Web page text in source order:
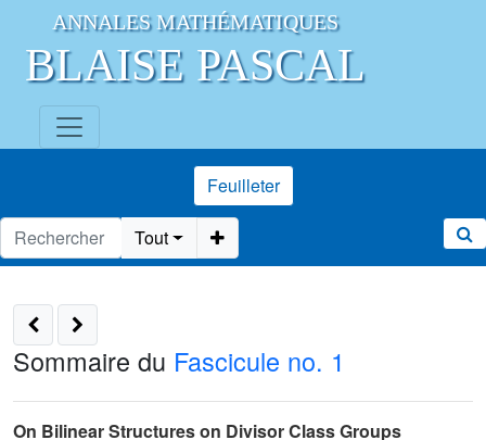
ANNALES MATHÉMATIQUES
BLAISE PASCAL
Feuilleter
Tout
Sommaire du Fascicule no. 1
On Bilinear Structures on Divisor Class Groups